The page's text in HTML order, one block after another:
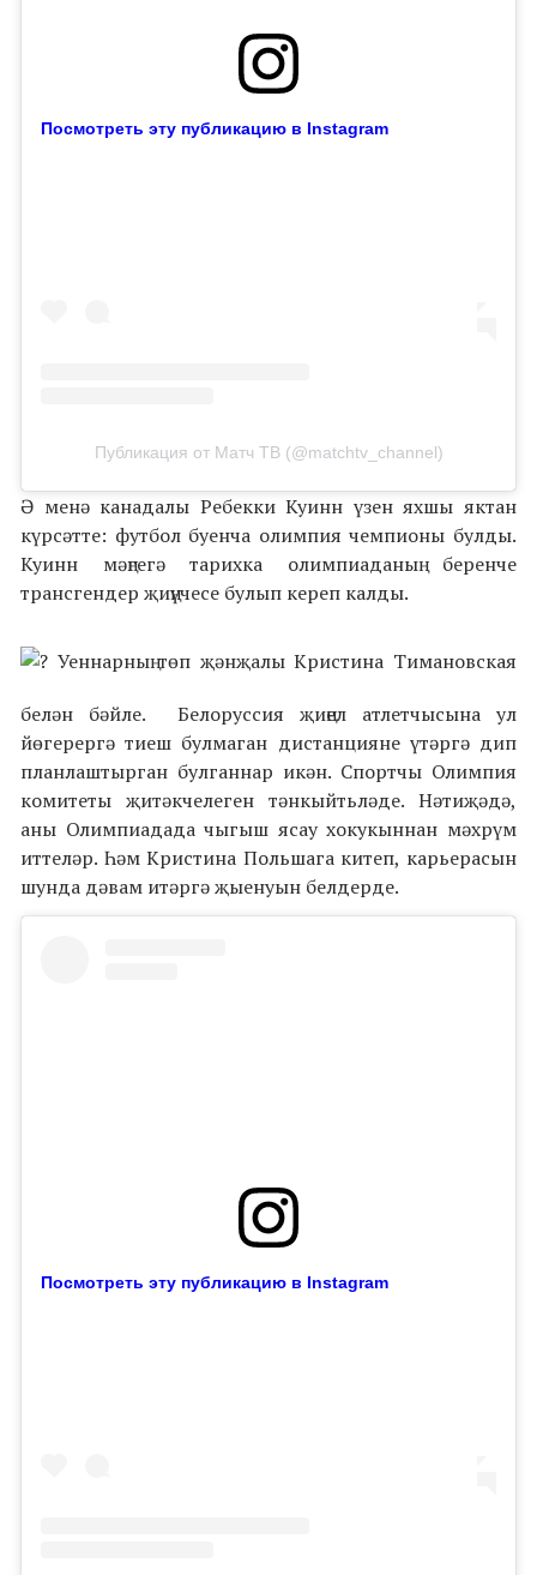
Посмотреть эту публикацию в Instagram
Публикация от Матч ТВ (@matchtv_channel)
Ә менә канадалы Ребекки Куинн үзен яхшы яктан
күрсәтте: футбол буенча олимпия чемпионы булды.
Куинн мәңгегә тарихка олимпиаданың беренче
трансгендер җиңүчесе булып кереп калды.
Уеннарның төп җәнҗалы Кристина Тимановская
белән бәйле. Белоруссия җиңел атлетчысына ул
йөгерергә тиеш булмаган дистанцияне үтәргә дип
планлаштырган булганнар икән. Спортчы Олимпия
комитеты җитәкчелеген тәнкыйтьләде. Нәтиҗәдә,
аны Олимпиадада чыгыш ясау хокукыннан мәхрүм
иттеләр. Һәм Кристина Польшага китеп, карьерасын
шунда дәвам итәргә җыенуын белдерде.
Посмотреть эту публикацию в Instagram